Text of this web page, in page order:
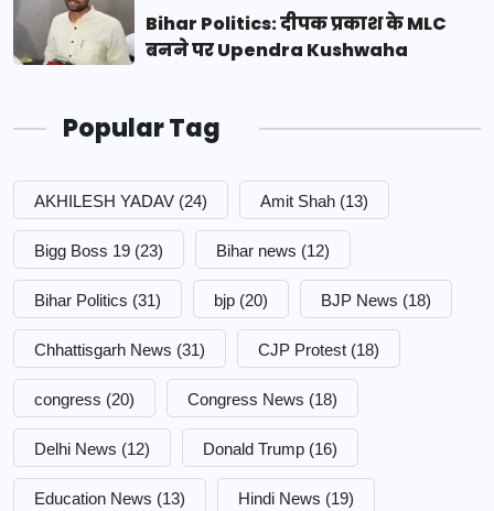
Bihar Politics: दीपक प्रकाश के MLC
बनने पर Upendra Kushwaha
Popular Tag
AKHILESH YADAV (24) Amit Shah (13)
Bigg Boss 19 (23) Bihar news (12)
Bihar Politics (31) bjp (20) BJP News (18)
Chhattisgarh News (31) CJP Protest (18)
congress (20) Congress News (18)
Delhi News (12) Donald Trump (16)
Education News (13) Hindi News (19)